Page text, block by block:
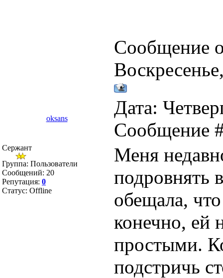
Сообщение
oksans
Дата:
Сообщение
Сержант
Группа: Пользователи
Сообщений: 20
Репутация: 0
Статус: Offline
Меня
подровнять
обещала,
конечно, ей
простыми.
подстричь